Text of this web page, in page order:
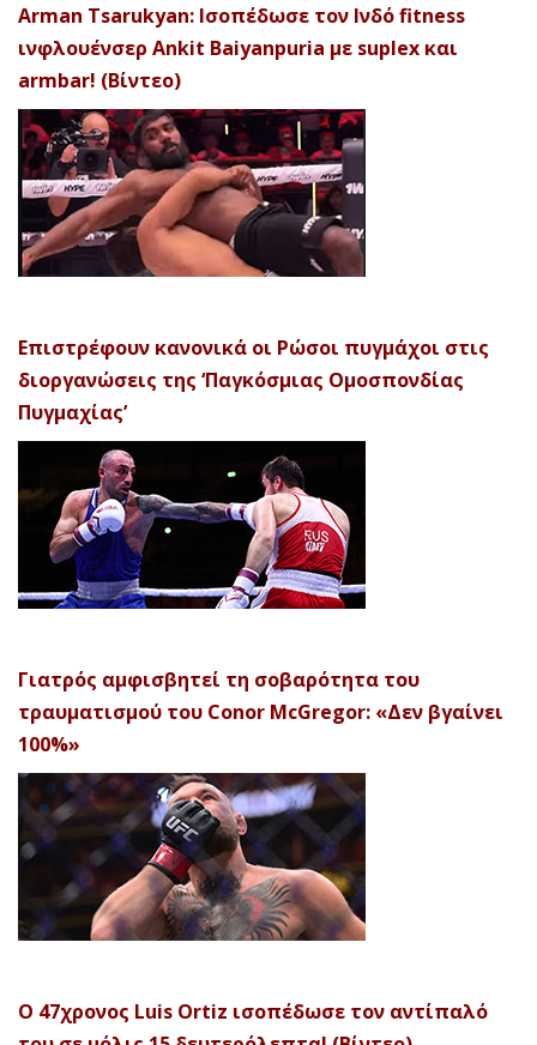
Arman Tsarukyan: Ισοπέδωσε τον Ινδό fitness
ινφλουένσερ Ankit Baiyanpuria με suplex και
armbar! (Βίντεο)
Επιστρέφουν κανονικά οι Ρώσοι πυγμάχοι στις
διοργανώσεις της ‘Παγκόσμιας Ομοσπονδίας
Πυγμαχίας’
Γιατρός αμφισβητεί τη σοβαρότητα του
τραυματισμού του Conor McGregor: «Δεν βγαίνει
100%»
Ο 47χρονος Luis Ortiz ισοπέδωσε τον αντίπαλό